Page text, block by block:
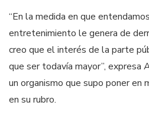
“En la medida en que
entretenimiento le genera de
creo que el interés de la parte
que ser todavía mayor”, expresa
un organismo que supo poner en
en su rubro.